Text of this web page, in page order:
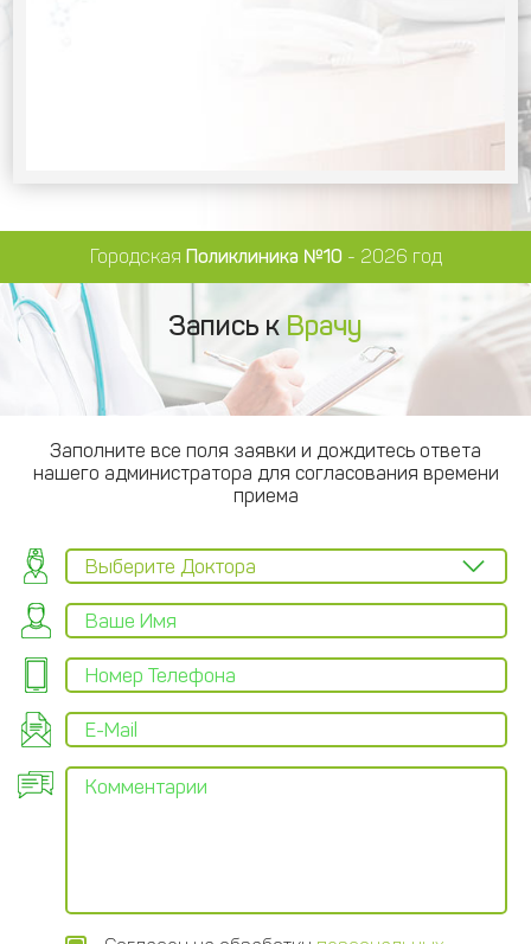
Городская Поликлиника №10 - 2026 год
Запись кВрачу
Заполните все поля заявки и дождитесь ответа
нашего администратора для согласования времени
приема